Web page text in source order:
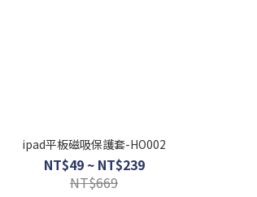
ipad平板磁吸保護套-HO002
NT$49 ~ NT$239
NT$669